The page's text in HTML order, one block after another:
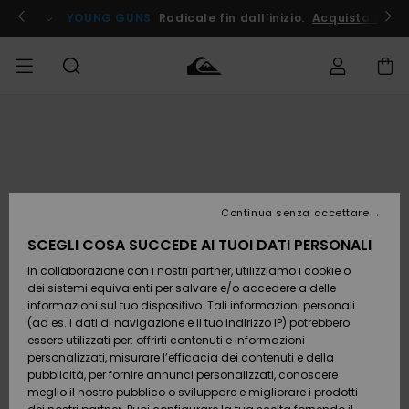
informazioni
prodotto
! YOUNG GUNS Radicale fin dall’inizio. Acquista Ora
Accessori
Calzature
e
infradito
Surf /
Acqua
Accessori
Calzature
e
infradito
Surf /
Acqua
Nuovi
Da
Scoprire
Snow
SURF
Highlights
Comunità
SNOW
Shop
Snow
Shop
Donna
OUTLET
Outlet
Donna
Pagamento
Buono regalo
Quiksilver
Freedom
SCEGLI COSA SUCCEDE AI TUOI DATI PERSONALI
In collaborazione con i nostri partner, utilizziamo i cookie o
dei sistemi equivalenti per salvare e/o accedere a delle
informazioni sul tuo dispositivo. Tali informazioni personali
(ad es. i dati di navigazione e il tuo indirizzo IP) potrebbero
essere utilizzati per: offrirti contenuti e informazioni
personalizzati, misurare l’efficacia dei contenuti e della
pubblicità, per fornire annunci personalizzati, conoscere
meglio il nostro pubblico o sviluppare e migliorare i prodotti
Continua senza accettare